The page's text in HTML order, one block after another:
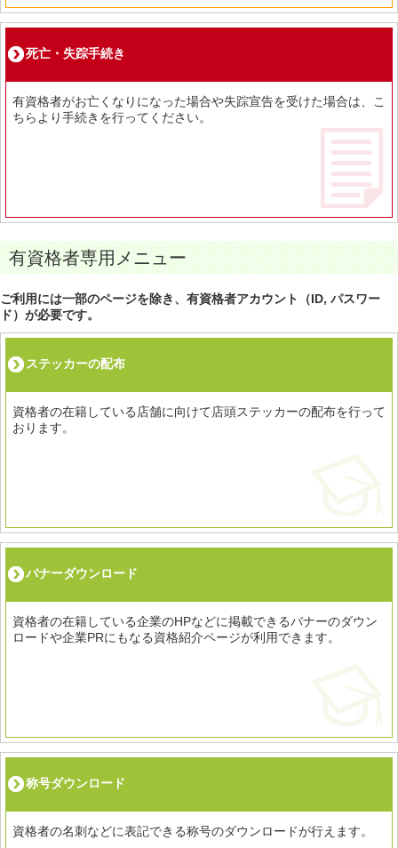
死亡・失踪手続き
有資格者がお亡くなりになった場合や失踪宣告を受けた場合は、こ
ちらより手続きを行ってください。
有資格者専用メニュー
ご利用には一部のページを除き、有資格者アカウント（ID, パスワー
ド）が必要です。
ステッカーの配布
資格者の在籍している店舗に向けて店頭ステッカーの配布を行って
おります。
バナーダウンロード
資格者の在籍している企業のHPなどに掲載できるバナーのダウン
ロードや企業PRにもなる資格紹介ページが利用できます。
称号ダウンロード
資格者の名刺などに表記できる称号のダウンロードが行えます。